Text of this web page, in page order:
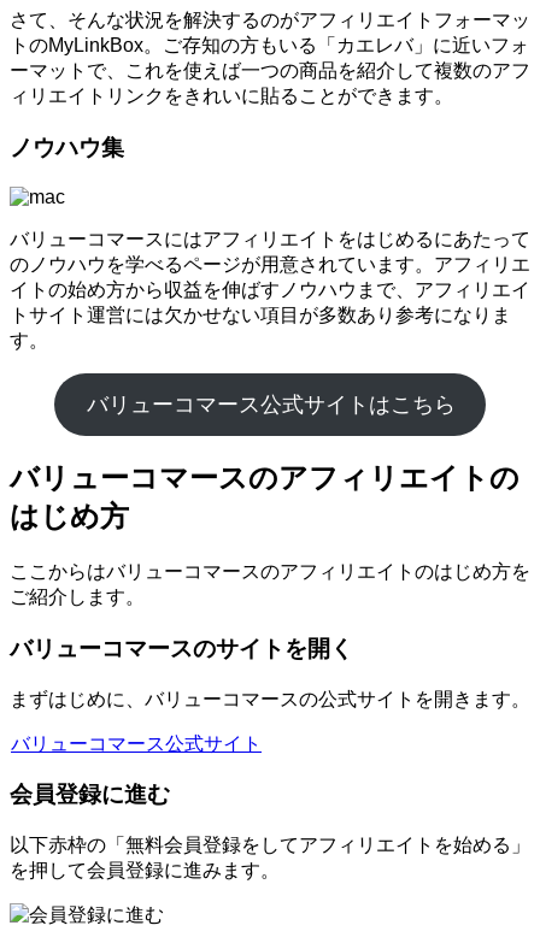
さて、そんな状況を解決するのがアフィリエイトフォーマッ
トのMyLinkBox。ご存知の方もいる「カエレバ」に近いフォ
ーマットで、これを使えば一つの商品を紹介して複数のアフ
ィリエイトリンクをきれいに貼ることができます。
ノウハウ集
バリューコマースにはアフィリエイトをはじめるにあたって
のノウハウを学べるページが用意されています。アフィリエ
イトの始め方から収益を伸ばすノウハウまで、アフィリエイ
トサイト運営には欠かせない項目が多数あり参考になりま
す。
バリューコマース公式サイトはこちら
バリューコマースのアフィリエイトの
はじめ方
ここからはバリューコマースのアフィリエイトのはじめ方を
ご紹介します。
バリューコマースのサイトを開く
まずはじめに、バリューコマースの公式サイトを開きます。
バリューコマース公式サイト
会員登録に進む
以下赤枠の「無料会員登録をしてアフィリエイトを始める」
を押して会員登録に進みます。